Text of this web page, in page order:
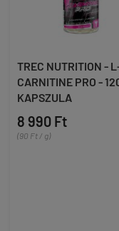
TREC NUTRITION -
CARNITINE PRO -
KAPSZULA
8 990 Ft
(90 Ft / g)